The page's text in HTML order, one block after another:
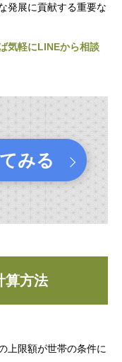
発展に貢献する重要な
気軽にLINEから相談
みる
算方法
上限額が世帯の条件に